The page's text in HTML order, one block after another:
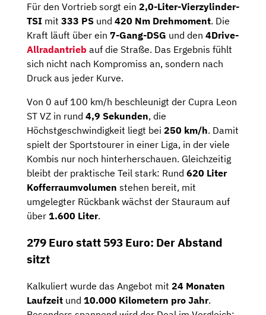
Für den Vortrieb sorgt ein 2,0-Liter-Vierzylinder-
TSI mit 333 PS und 420 Nm Drehmoment. Die
Kraft läuft über ein 7-Gang-DSG und den 4Drive-
Allradantrieb auf die Straße. Das Ergebnis fühlt
sich nicht nach Kompromiss an, sondern nach
Druck aus jeder Kurve.
Von 0 auf 100 km/h beschleunigt der Cupra Leon
ST VZ in rund 4,9 Sekunden, die
Höchstgeschwindigkeit liegt bei 250 km/h. Damit
spielt der Sportstourer in einer Liga, in der viele
Kombis nur noch hinterherschauen. Gleichzeitig
bleibt der praktische Teil stark: Rund 620 Liter
Kofferraumvolumen stehen bereit, mit
umgelegter Rückbank wächst der Stauraum auf
über 1.600 Liter.
279 Euro statt 593 Euro: Der Abstand
sitzt
Kalkuliert wurde das Angebot mit 24 Monaten
Laufzeit und 10.000 Kilometern pro Jahr.